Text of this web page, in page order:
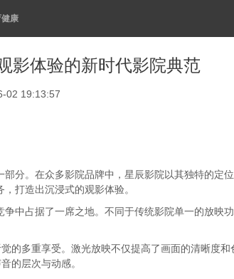
康
影体验的新时代影院典范
02 19:13:57
分。在众多影院品牌中，星辰影院以其独特的定
打造出沉浸式的观影体验。
中占据了一席之地。不同于传统影院单一的放映
多重享受。激光放映不仅提高了画面的清晰度
的层次与动感。